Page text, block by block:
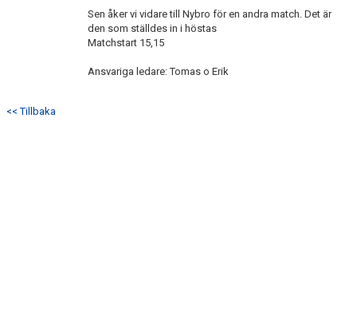
Sen åker vi vidare till Nybro för en andra match. Det är
den som ställdes in i höstas
Matchstart 15,15
Ansvariga ledare: Tomas o Erik
<< Tillbaka